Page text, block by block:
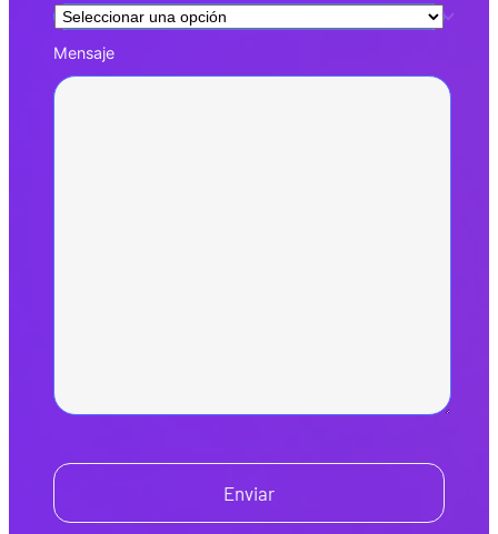
Mensaje
Enviar